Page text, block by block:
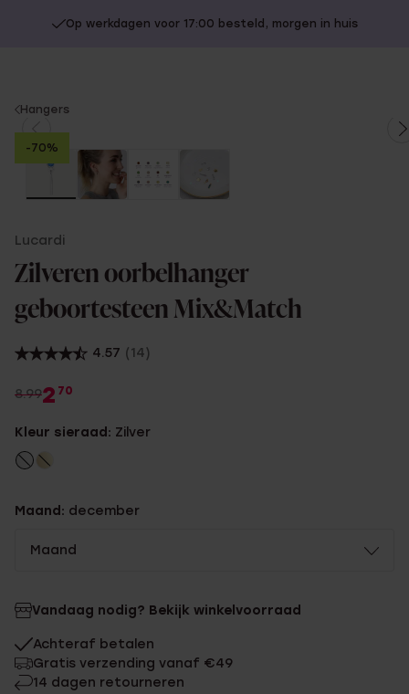
Op werkdagen voor 17:00 besteld, morgen in huis
You
are
here:
Hangers
-70%
Lucardi
Zilveren oorbelhanger
geboortesteen Mix&Match
4.57 (14)
8.992 70
Kleur sieraad: Zilver
Maand: december
Maand
Vandaag nodig? Bekijk winkelvoorraad
Achteraf betalen
Gratis verzending vanaf €49
14 dagen retourneren